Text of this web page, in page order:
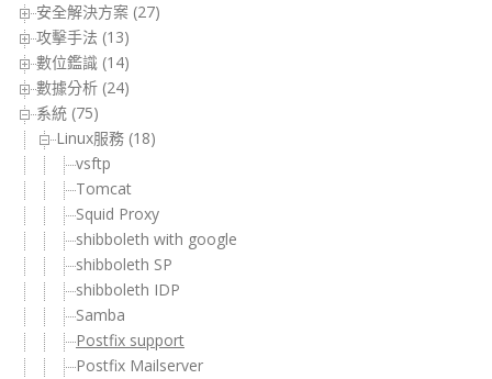
安全解決方案 (27)
攻擊手法 (13)
數位鑑識 (14)
數據分析 (24)
系統 (75)
Linux服務 (18)
vsftp
Tomcat
Squid Proxy
shibboleth with google
shibboleth SP
shibboleth IDP
Samba
Postfix support
Postfix Mailserver